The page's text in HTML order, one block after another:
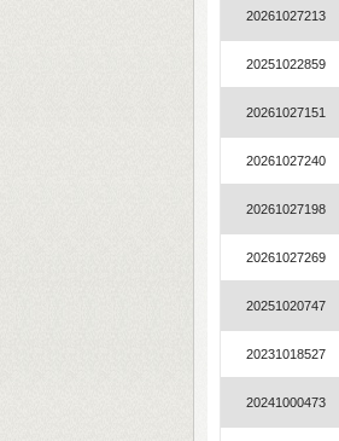
20261027213
20251022859
20261027151
20261027240
20261027198
20261027269
20251020747
20231018527
20241000473